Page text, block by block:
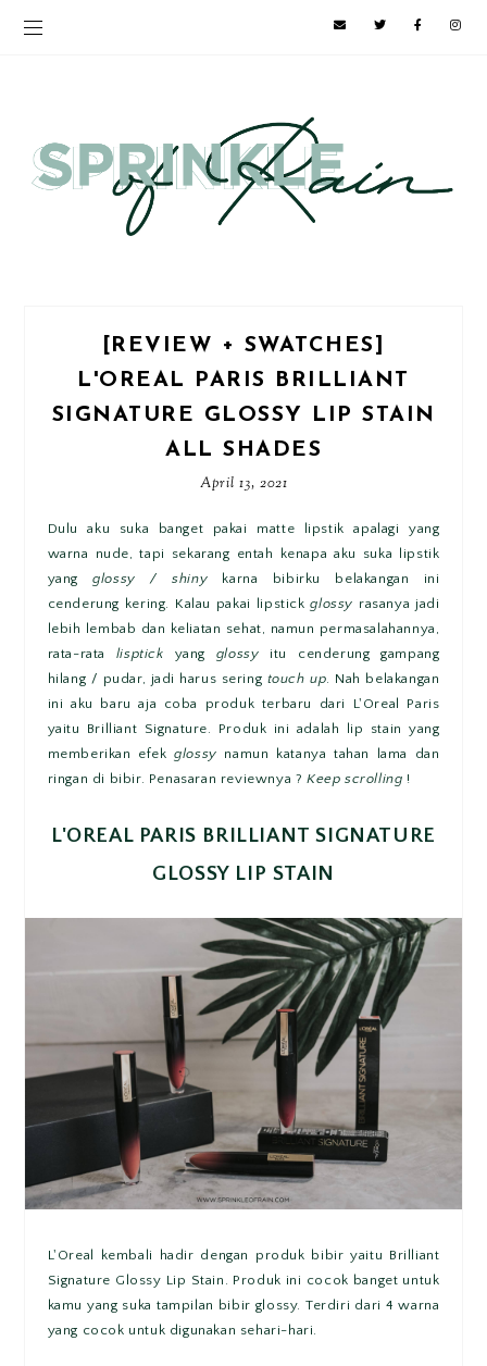
[REVIEW + SWATCHES]
L'OREAL PARIS BRILLIANT
SIGNATURE GLOSSY LIP STAIN
ALL SHADES
April 13, 2021
Dulu aku suka banget pakai matte lipstik apalagi yang
warna nude, tapi sekarang entah kenapa aku suka lipstik
yangglossy / shiny karna bibirku belakangan ini
cenderung kering. Kalau pakai lipstickglossy rasanya jadi
lebih lembab dan keliatan sehat, namun permasalahannya,
rata-rata
lisptick yang glossy itu cenderung gampang
hilang / pudar, jadi harus sering touch up. Nah belakangan
ini aku baru aja coba produk terbaru dari L'Oreal Paris
yaitu Brilliant Signature. Produk ini adalah lip stain yang
memberikan efekglossy namun katanya tahan lama dan
ringan di bibir. Penasaran reviewnya ? Keep scrolling !
L'OREAL PARIS BRILLIANT SIGNATURE
GLOSSY LIP STAIN
L'Oreal kembali hadir dengan produk bibir yaitu Brilliant
Signature Glossy Lip Stain. Produk ini cocok banget untuk
kamu yang suka tampilan bibir glossy. Terdiri dari 4 warna
yang cocok untuk digunakan sehari-hari.